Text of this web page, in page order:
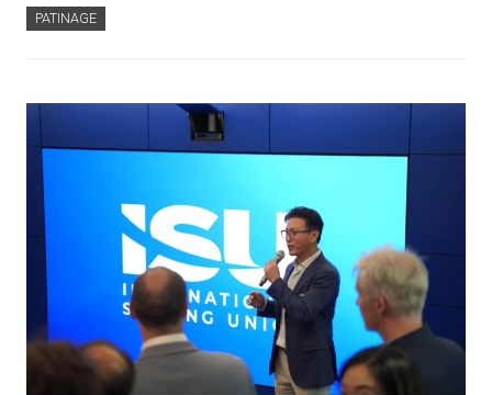
PATINAGE